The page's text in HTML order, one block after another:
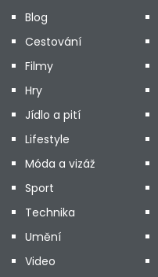
Blog
Cestování
Filmy
Hry
Jídlo a pití
Lifestyle
Móda a vizáž
Sport
Technika
Umění
Video